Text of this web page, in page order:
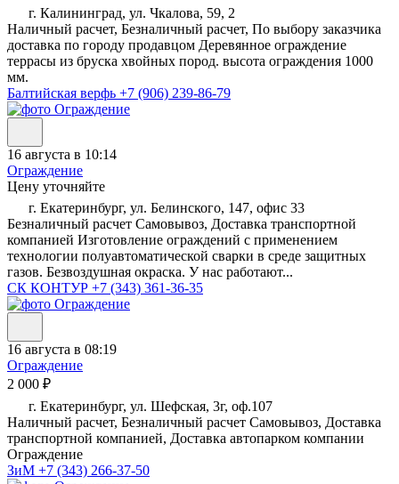
г. Калининград, ул. Чкалова, 59, 2
Наличный расчет, Безналичный расчет, По выбору заказчика
доставка по городу продавцом Деревянное ограждение
террасы из бруска хвойных пород. высота ограждения 1000
мм.
Балтийская верфь +7 (906) 239-86-79
16 августа в 10:14
Ограждение
Цену уточняйте
г. Екатеринбург, ул. Белинского, 147, офис 33
Безналичный расчет Самовывоз, Доставка транспортной
компанией Изготовление ограждений с применением
технологии полуавтоматической сварки в среде защитных
газов. Безвоздушная окраска. У нас работают...
СК КОНТУР +7 (343) 361-36-35
16 августа в 08:19
Ограждение
2 000 ₽
г. Екатеринбург, ул. Шефская, 3г, оф.107
Наличный расчет, Безналичный расчет Самовывоз, Доставка
транспортной компанией, Доставка автопарком компании
Ограждение
ЗиМ +7 (343) 266-37-50